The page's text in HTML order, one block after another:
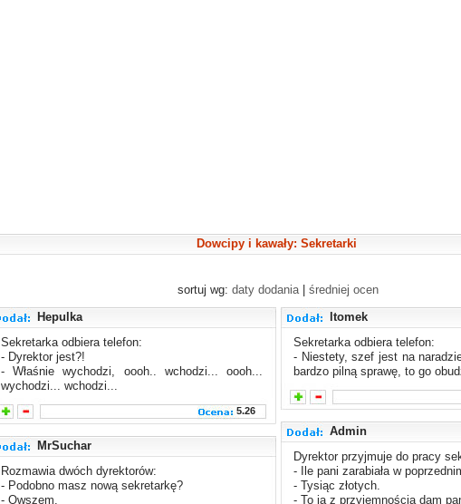
Dowcipy i kawały: Sekretarki
sortuj wg: daty dodania| średniej ocen
Hepulka
Sekretarka odbiera telefon:
- Dyrektor jest?!
- Właśnie wychodzi, oooh.. wchodzi... oooh...
wychodzi... wchodzi...
5.26
MrSuchar
Rozmawia dwóch dyrektorów:
- Podobno masz nową sekretarkę?
- Owszem.
ltomek
Sekretarka odbiera telefon:
- Niestety, szef jest na
bardzo pilną sprawę, to go
Admin
Dyrektor przyjmuje do pracy
- Ile pani zarabiała w
- Tysiąc złotych.
- To ja z przyjemnością dam